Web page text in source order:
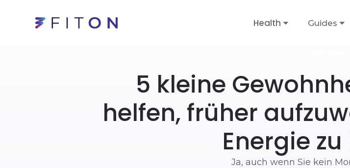
Health Guides
5 kleine
helfen, früher
Energie
Ja, auch wenn Sie kein